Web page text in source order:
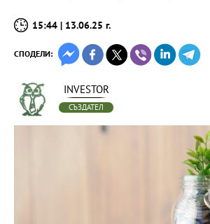
15:44 | 13.06.25 г.
СПОДЕЛИ:
INVESTOR
СЪЗДАТЕЛ